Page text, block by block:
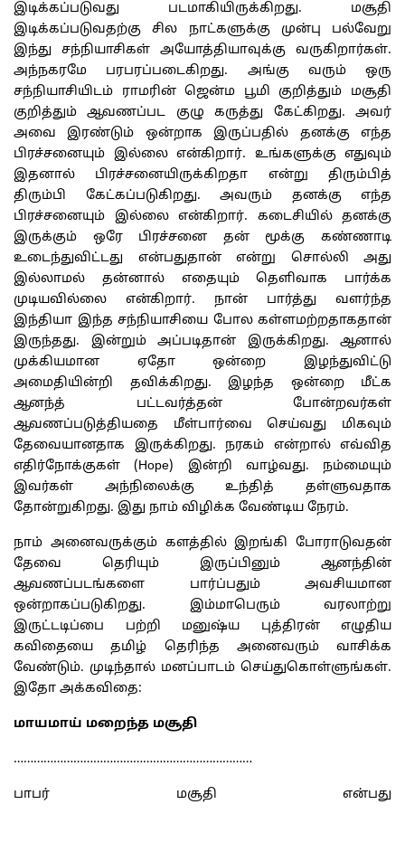
இடிக்கப்படுவது படமாகியிருக்கிறது. மசூதி
இடிக்கப்படுவதற்கு சில நாட்களுக்கு முன்பு பல்வேறு
இந்து சந்நியாசிகள் அயோத்தியாவுக்கு வருகிறார்கள்.
அந்நகரமே பரபரப்படைகிறது. அங்கு வரும் ஒரு
சந்நியாசியிடம் ராமரின் ஜென்ம பூமி குறித்தும் மசூதி
குறித்தும் ஆவணப்பட குழு கருத்து கேட்கிறது. அவர்
அவை இரண்டும் ஒன்றாக இருப்பதில் தனக்கு எந்த
பிரச்சனையும் இல்லை என்கிறார். உங்களுக்கு எதுவும்
இதனால் பிரச்சனையிருக்கிறதா என்று திரும்பித்
திரும்பி கேட்கப்படுகிறது. அவரும் தனக்கு எந்த
பிரச்சனையும் இல்லை என்கிறார். கடைசியில் தனக்கு
இருக்கும் ஒரே பிரச்சனை தன் மூக்கு கண்ணாடி
உடைந்துவிட்டது என்பதுதான் என்று சொல்லி அது
இல்லாமல் தன்னால் எதையும் தெளிவாக பார்க்க
முடியவில்லை என்கிறார். நான் பார்த்து வளர்ந்த
இந்தியா இந்த சந்நியாசியை போல கள்ளமற்றதாகதான்
இருந்தது. இன்றும் அப்படிதான் இருக்கிறது. ஆனால்
முக்கியமான ஏதோ ஒன்றை இழந்துவிட்டு
அமைதியின்றி தவிக்கிறது. இழந்த ஒன்றை மீட்க
ஆனந்த் பட்டவர்த்தன் போன்றவர்கள்
ஆவணப்படுத்தியதை மீள்பார்வை செய்வது மிகவும்
தேவையானதாக இருக்கிறது. நரகம் என்றால் எவ்வித
எதிர்நோக்குகள் (Hope) இன்றி வாழ்வது. நம்மையும்
இவர்கள் அந்நிலைக்கு உந்தித் தள்ளுவதாக
தோன்றுகிறது. இது நாம் விழிக்க வேண்டிய நேரம்.
நாம் அனைவருக்கும் களத்தில் இறங்கி போராடுவதன்
தேவை தெரியும் இருப்பினும் ஆனந்தின்
ஆவணப்படங்களை பார்ப்பதும் அவசியமான
ஒன்றாகப்படுகிறது. இம்மாபெரும் வரலாற்று
இருட்டடிப்பை பற்றி மனுஷ்ய புத்திரன் எழுதிய
கவிதையை தமிழ் தெரிந்த அனைவரும் வாசிக்க
வேண்டும். முடிந்தால் மனப்பாடம் செய்துகொள்ளுங்கள்.
இதோ அக்கவிதை:
மாயமாய் மறைந்த மசூதி
………………………………………………………………
பாபர் மசூதி என்பது